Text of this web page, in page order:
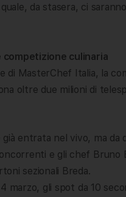
da stasera, ci
competizione culinaria
di MasterChef Italia, la
oltre due milioni di
entrata nel vivo, ma da
e gli chef Bruno
sezionali Breda.
marzo, gli spot da 10